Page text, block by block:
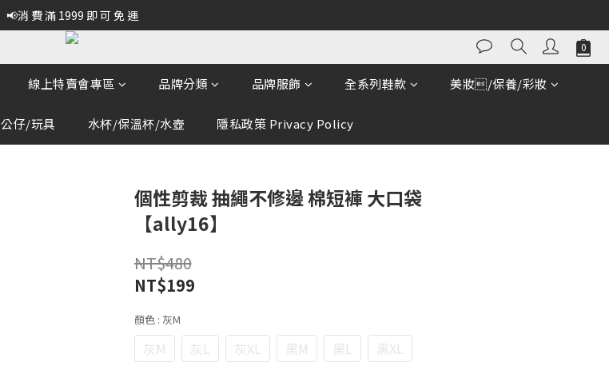
📢消 費 滿 1999 即 可 免 運
線上特賣會專區 品牌分類 品牌服飾 全系列鞋款 美妝/保養/彩妝
公仔/玩具 水杯/保溫杯/水壺 隱私政策 Privacy Policy
個性剪裁 抽繩不修邊 棉短褲 大口袋
【ally16】
NT$480
NT$199
顏色 : 灰M
灰M 灰L 灰XL 黑M 黑L 黑XL